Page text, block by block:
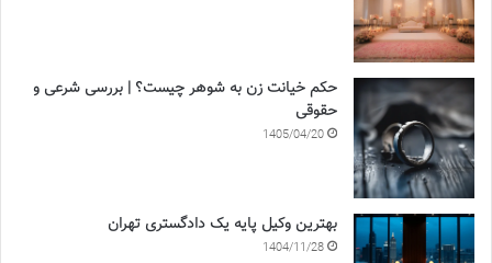
حکم خیانت زن به شوهر چیست؟ | بررسی شرعی و
حقوقی
1405/04/20
بهترین وکیل پایه یک دادگستری تهران
1404/11/28